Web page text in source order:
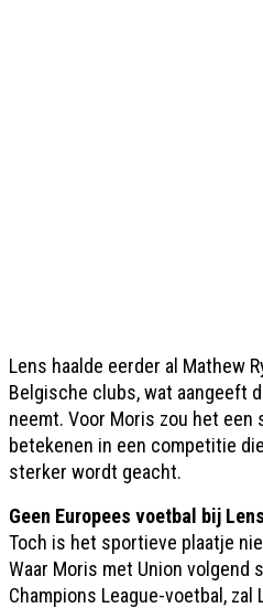
Lens haalde eerder al Mathew
Belgische clubs, wat aangeeft
neemt. Voor Moris zou het een
betekenen in een competitie
sterker wordt geacht.
Geen Europees voetbal bij Lens
Toch is het sportieve plaatje
Waar Moris met Union volgend
Champions League-voetbal, zal